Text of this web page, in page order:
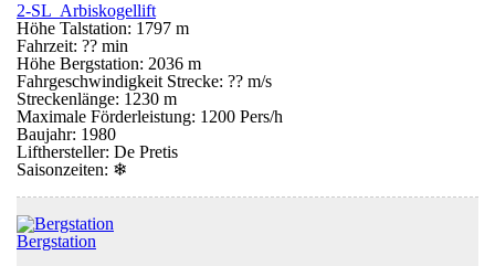
2-SL Arbiskogellift
Höhe Talstation: 1797 m
Fahrzeit: ?? min
Höhe Bergstation: 2036 m
Fahrgeschwindigkeit Strecke: ?? m/s
Streckenlänge: 1230 m
Maximale Förderleistung: 1200 Pers/h
Baujahr: 1980
Lifthersteller: De Pretis
Saisonzeiten: ❄
Bergstation